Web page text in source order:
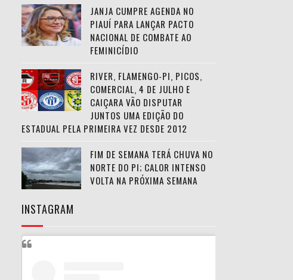
JANJA CUMPRE AGENDA NO
PIAUÍ PARA LANÇAR PACTO
NACIONAL DE COMBATE AO
FEMINICÍDIO
RIVER, FLAMENGO-PI, PICOS,
COMERCIAL, 4 DE JULHO E
CAIÇARA VÃO DISPUTAR
JUNTOS UMA EDIÇÃO DO
ESTADUAL PELA PRIMEIRA VEZ DESDE 2012
FIM DE SEMANA TERÁ CHUVA NO
NORTE DO PI; CALOR INTENSO
VOLTA NA PRÓXIMA SEMANA
INSTAGRAM